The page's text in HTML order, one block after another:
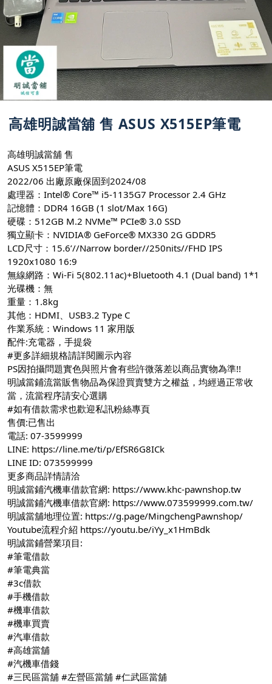
高雄明誠當舖 售 ASUS X515EP筆電
高雄明誠當舖 售
ASUS X515EP筆電
2022/06 出廠原廠保固到2024/08
處理器：Intel® Core™ i5-1135G7 Processor 2.4 GHz
記憶體：DDR4 16GB (1 slot/Max 16G)
硬碟：512GB M.2 NVMe™ PCIe® 3.0 SSD
獨立顯卡：NVIDIA® GeForce® MX330 2G GDDR5
LCD尺寸：15.6’//Narrow border//250nits//FHD IPS
1920x1080 16:9
無線網路：Wi-Fi 5(802.11ac)+Bluetooth 4.1 (Dual band) 1*1
光碟機：無
重量：1.8kg
其他：HDMI、USB3.2 Type C
作業系統：Windows 11 家用版
配件:充電器，手提袋
#更多詳細規格請詳閱圖示內容
PS因拍攝問題實色與照片會有些許微落差以商品實物為準!!
明誠當鋪流當販售物品為保證買賣雙方之權益，均經過正常收
當，流當程序請安心選購
#如有借款需求也歡迎私訊粉絲專頁
售價:已售出
電話: 07-3599999
LINE: https://line.me/ti/p/EfSR6G8ICk
LINE ID: 073599999
更多商品詳情請洽
明誠當鋪汽機車借款官網: https://www.khc-pawnshop.tw
明誠當鋪汽機車借款官網: https://www.073599999.com.tw/
明誠當舖地理位置: https://g.page/MingchengPawnshop/
Youtube流程介紹 https://youtu.be/iYy_x1HmBdk
明誠當鋪營業項目:
#筆電借款
#筆電典當
#3c借款
#手機借款
#機車借款
#機車買賣
#汽車借款
#高雄當舖
#汽機車借錢
#三民區當舖 #左營區當舖 #仁武區當舖